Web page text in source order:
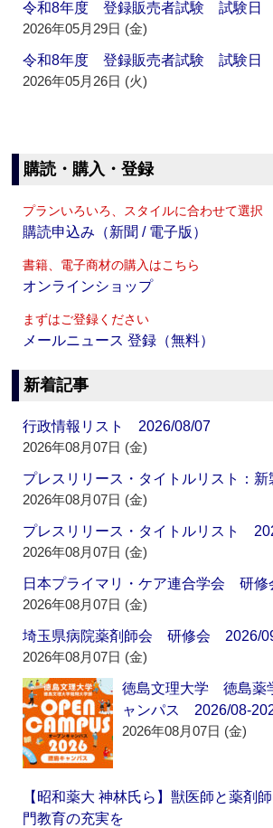
令和8年度 登録販売者試験 試験日
2026年05月29日 (金)
令和8年度 登録販売者試験 試験日
2026年05月26日 (火)
購読・購入・登録
プランいろいろ、スタイルに合わせて選択
購読申込み（新聞 / 電子版）
書籍、電子商材の購入はこちら
オンラインショップ
まずはご登録ください
メールニュース 登録（無料）
新着記事
行政情報リスト 2026/08/07
2026年08月07日 (金)
プレスリリース・タイトルリスト：
2026年08月07日 (金)
プレスリリース・タイトルリスト
2026年08月07日 (金)
日本プライマリ・ケア連合学会 研
2026年08月07日 (金)
埼玉県病院薬剤師会 研修会 2026/
2026年08月07日 (金)
徳島文理大学 徳島薬
ャンパス 2026/08-
2026年08月07日 (金)
【昭和薬大 神林氏ら】獣医師と薬剤
門教育の充実を